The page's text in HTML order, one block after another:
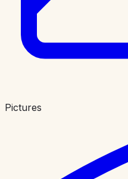
Pictures